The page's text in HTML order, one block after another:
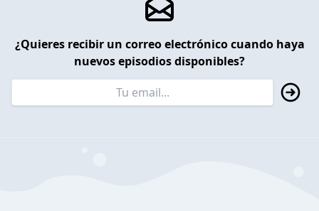
¿Quieres recibir un correo electrónico cuando haya
nuevos episodios disponibles?